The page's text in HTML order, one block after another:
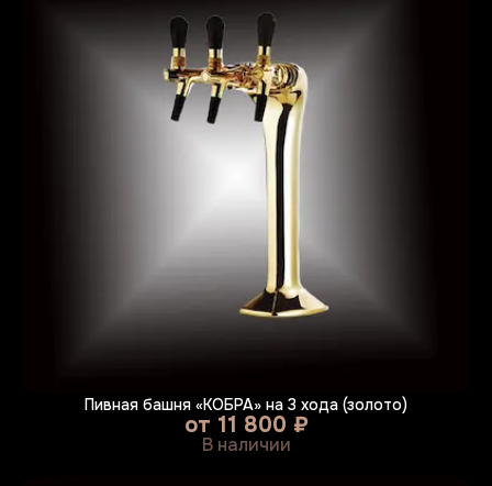
Пивная башня «КОБРА» на 3 хода (золото)
от 11 800 ₽
В наличии